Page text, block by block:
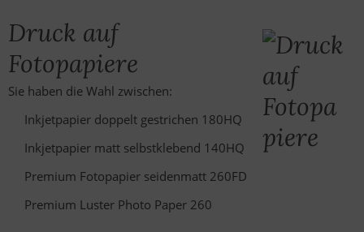
Druck auf
Fotopapiere
Sie haben die Wahl zwischen:
Inkjetpapier doppelt gestrichen 180HQ
Inkjetpapier matt selbstklebend 140HQ
Premium Fotopapier seidenmatt 260FD
Premium Luster Photo Paper 260